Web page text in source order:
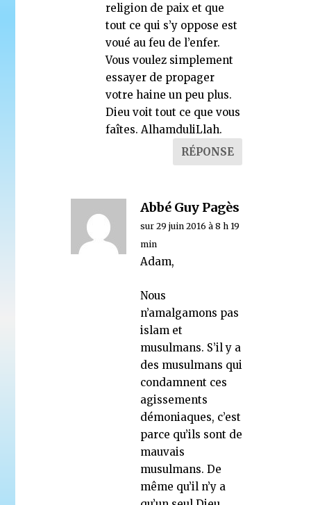
religion de paix et que
tout ce qui s’y oppose est
voué au feu de l’enfer.
Vous voulez simplement
essayer de propager
votre haine un peu plus.
Dieu voit tout ce que vous
faîtes. AlhamduliLlah.
RÉPONSE
Abbé Guy Pagès
sur 29 juin 2016 à 8 h 19
min
Adam,
Nous
n’amalgamons pas
islam et
musulmans. S’il y a
des musulmans qui
condamnent ces
agissements
démoniaques, c’est
parce qu’ils sont de
mauvais
musulmans. De
même qu’il n’y a